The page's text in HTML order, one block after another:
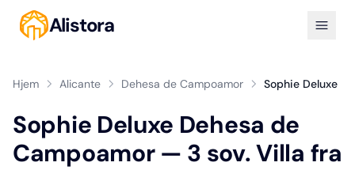
Alistora
Hjem Alicante Dehesa de Campoamor Sophie Deluxe
Sophie Deluxe Dehesa de
Campoamor — 3 sov. Villa fra